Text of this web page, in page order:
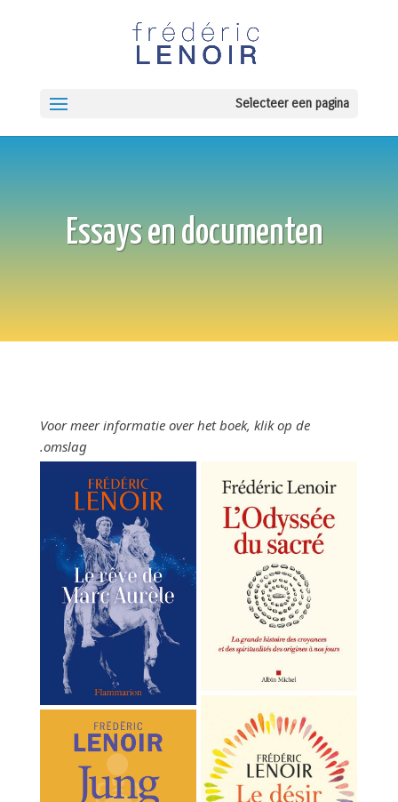
Selecteer een pagina
Essays en documenten
Voor meer informatie over het boek, klik op de
omslag.